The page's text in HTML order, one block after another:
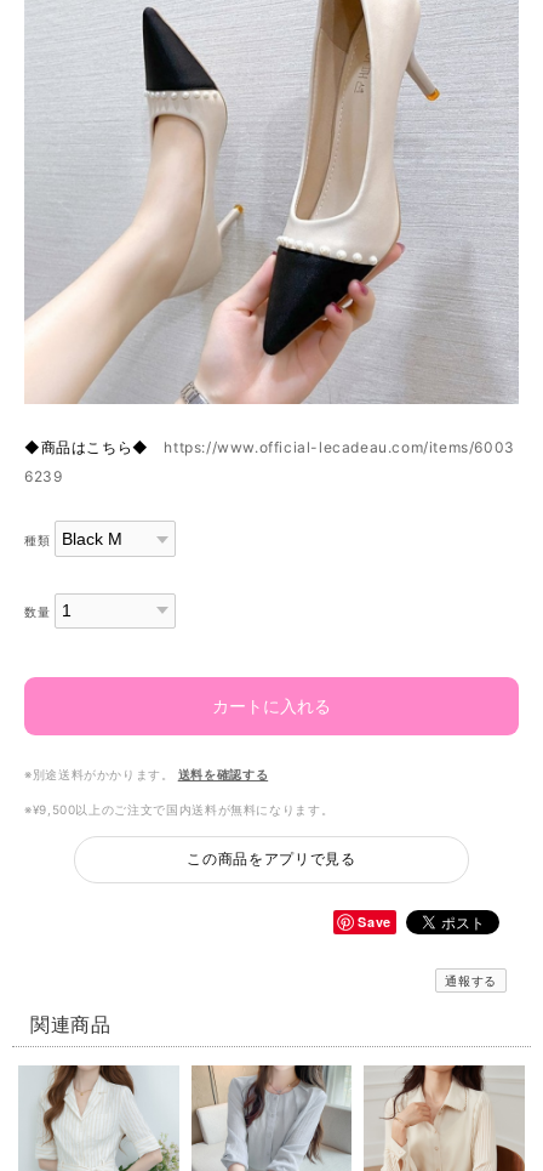
◆商品はこちら◆ https://www.official-lecadeau.com/items/6003
6239
種類
数量
カートに入れる
※別途送料がかかります。 送料を確認する
※¥9,500以上のご注文で国内送料が無料になります。
この商品をアプリで見る
Save
通報する
関連商品